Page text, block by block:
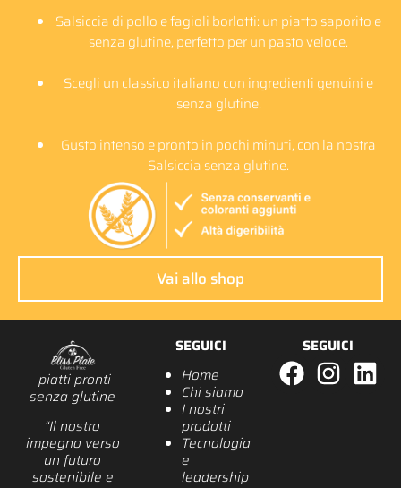
Salsiccia di pollo e fagioli borlotti: un piatto saporito e
senza glutine, perfetto per un pasto veloce.
Scegli un classico italiano con ingredienti genuini e
senza glutine.
Gusto intenso e pronto in pochi minuti, con la nostra
Salsiccia senza glutine.
Vai allo shop
piatti pronti
senza glutine
“Il nostro
impegno verso
un futuro
sostenibile e
SEGUICI
Home
Chi siamo
I nostri
prodotti
Tecnologia
e
leadership
SEGUICI